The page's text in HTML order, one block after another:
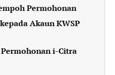
Permohonan
Akaun KWSP
Permohonan i-Citra